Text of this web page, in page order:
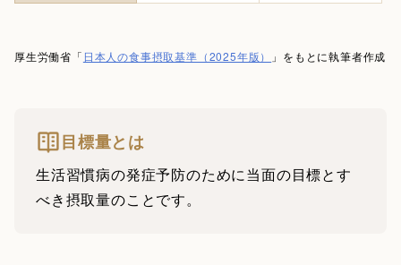
厚生労働省「 日本人の食事摂取基準（2025年版） 」をもとに執筆者作成
目標量とは
生活習慣病の発症予防のために当面の目標とす
べき摂取量のことです。